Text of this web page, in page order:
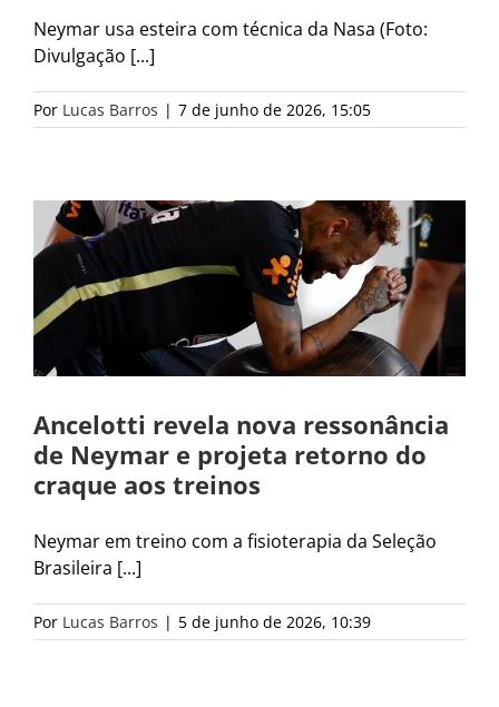
Neymar usa esteira com técnica da Nasa (Foto:
Divulgação [...]
Por Lucas Barros | 7 de junho de 2026, 15:05
Ancelotti revela nova ressonância
de Neymar e projeta retorno do
craque aos treinos
Neymar em treino com a fisioterapia da Seleção
Brasileira [...]
Por Lucas Barros | 5 de junho de 2026, 10:39